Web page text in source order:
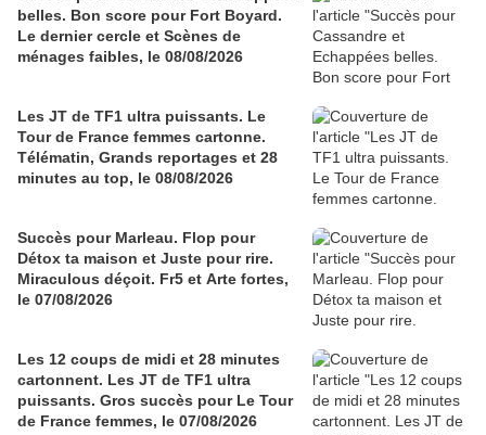
belles. Bon score pour Fort Boyard.
Le dernier cercle et Scènes de
ménages faibles, le 08/08/2026
Les JT de TF1 ultra puissants. Le
Tour de France femmes cartonne.
Télématin, Grands reportages et 28
minutes au top, le 08/08/2026
Succès pour Marleau. Flop pour
Détox ta maison et Juste pour rire.
Miraculous déçoit. Fr5 et Arte fortes,
le 07/08/2026
Les 12 coups de midi et 28 minutes
cartonnent. Les JT de TF1 ultra
puissants. Gros succès pour Le Tour
de France femmes, le 07/08/2026